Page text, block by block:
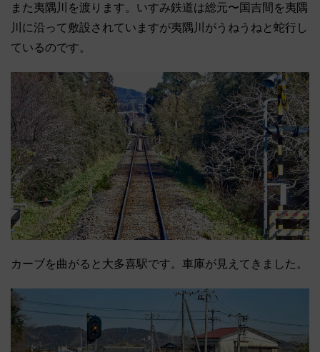
また夷隅川を渡ります。いすみ鉄道は総元〜国吉間を夷隅
川に沿って敷設されていますが夷隅川がうねうねと蛇行し
ているのです。
カーブを曲がると大多喜駅です。車庫が見えてきました。